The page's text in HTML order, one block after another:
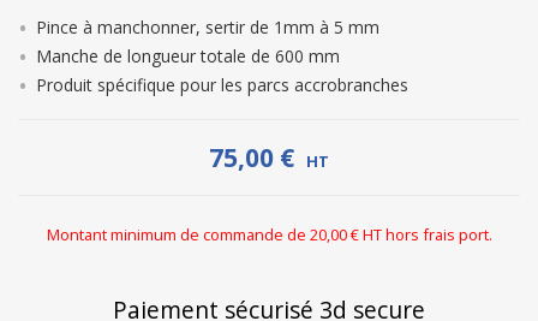
Pince à manchonner, sertir de 1mm à 5 mm
Manche de longueur totale de 600 mm
Produit spécifique pour les parcs accrobranches
75,00 € HT
Montant minimum de commande de 20,00 € HT hors frais port.
Paiement sécurisé 3d secure